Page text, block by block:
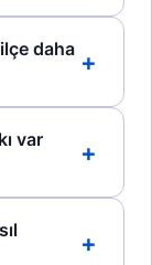
daha
var